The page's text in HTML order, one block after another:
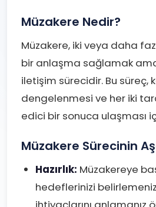
Müzakere Nedir?
Müzakere, iki veya daha
bir anlaşma sağlamak
iletişim sürecidir. Bu süreç,
dengelenmesi ve her iki
edici bir sonuca ulaşması
Müzakere Sürecinin
Hazırlık: Müzakereye
hedeflerinizi